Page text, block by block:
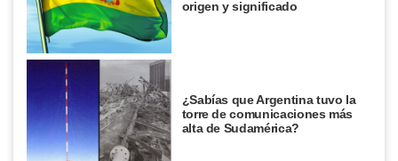
origen y significado
¿Sabías que Argentina tuvo la
torre de comunicaciones más
alta de Sudamérica?